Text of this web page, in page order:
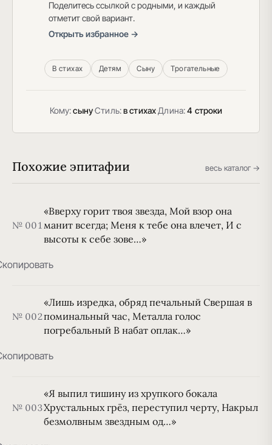
Поделитесь ссылкой с родными, и каждый
отметит свой вариант.
Открыть избранное →
В стихах Детям Сыну Трогательные
Кому:сыну·Стиль:в стихах·Длина:4 строки
Похожие эпитафии весь каталог →
№ 001
«Вверху горит твоя звезда, Мой взор она
манит всегда; Меня к тебе она влечет, И с
высоты к себе зове…»
№ 002
«Лишь изредка, обряд печальный Свершая в
поминальный час, Металла голос
погребальный В набат оплак…»
№ 003
«Я выпил тишину из хрупкого бокала
Хрустальных грёз, переступил черту, Накрыл
безмолвным звездным од…»